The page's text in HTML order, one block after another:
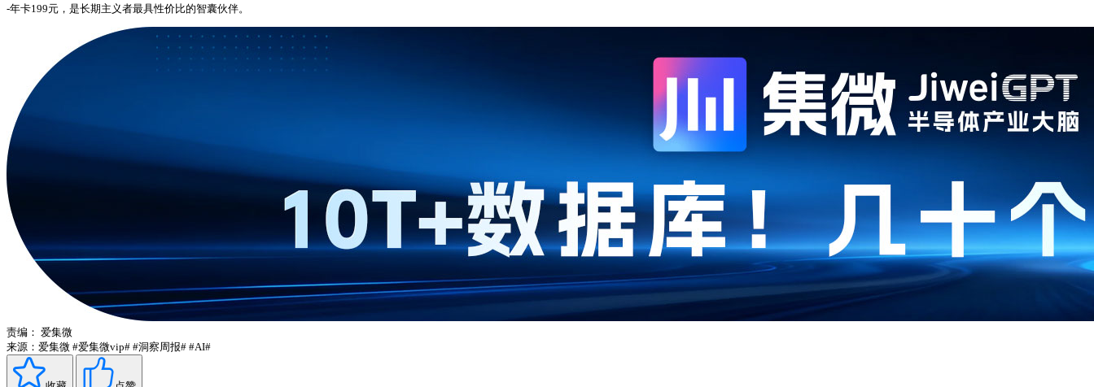
-年卡199元，是长期主义者最具性价比的智囊伙伴。
责编： 爱集微
来源：爱集微 #爱集微vip# #洞察周报# #AI#